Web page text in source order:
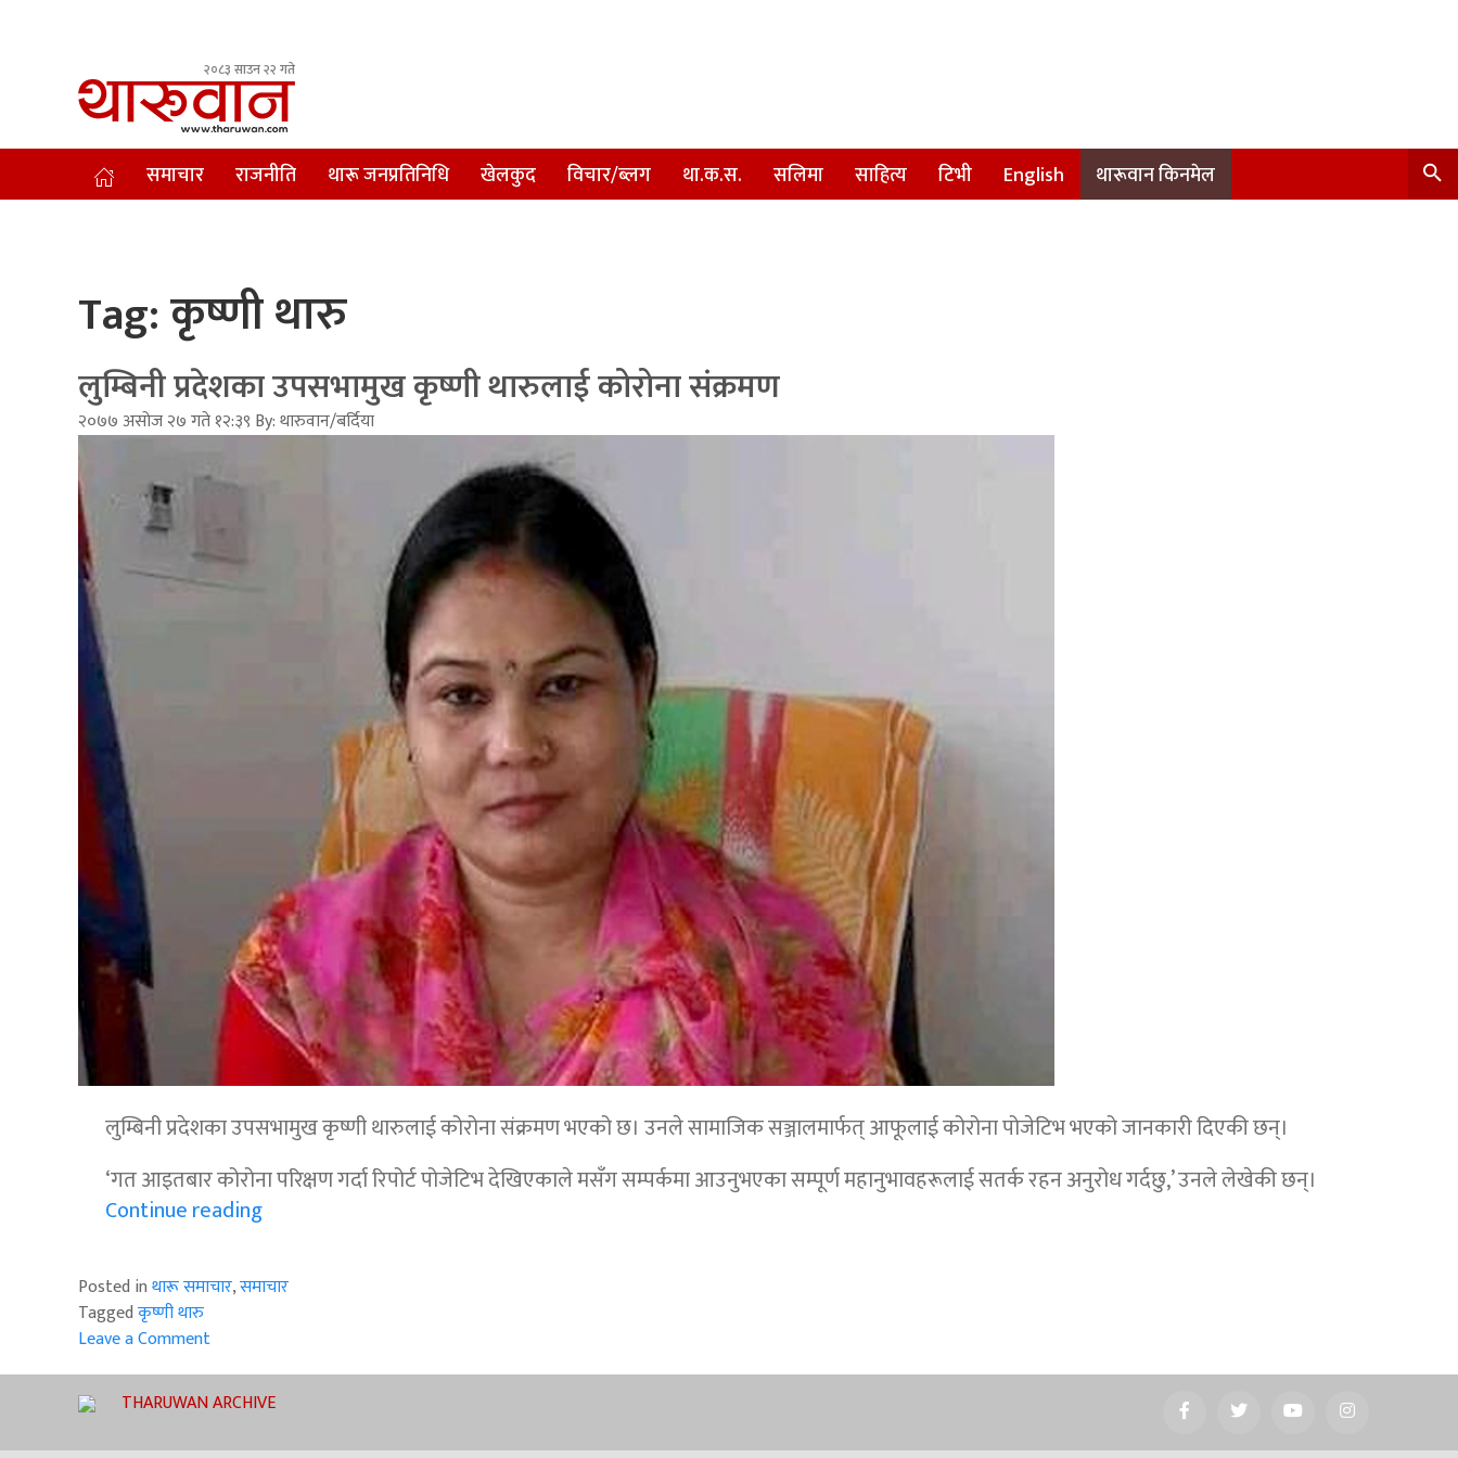
२०८३ साउन २२ गते
Leading Newsportal from Tharu Community Nepal.
समाचार राजनीति थारू जनप्रतिनिधि खेलकुद विचार/ब्लग था.क.स. सलिमा साहित्य टिभी English थारूवान किनमेल
Tag:कृष्णी थारु
लुम्बिनी प्रदेशका उपसभामुख कृष्णी थारुलाई कोरोना संक्रमण
२०७७ असोज २७ गते १२:३९ By: थारुवान/बर्दिया
लुम्बिनी प्रदेशका उपसभामुख कृष्णी थारुलाई कोरोना संक्रमण भएको छ। उनले सामाजिक सञ्जालमार्फत् आफूलाई कोरोना पोजेटिभ भएको जानकारी दिएकी छन्।
‘गत आइतबार कोरोना परिक्षण गर्दा रिपोर्ट पोजेटिभ देखिएकाले मसँग सम्पर्कमा आउनुभएका सम्पूर्ण महानुभावहरूलाई सतर्क रहन अनुरोध गर्दछु,’ उनले लेखेकी छन्।
Continue reading“लुम्बिनी
कृष्णी
संक्रमण”
Posted inथारू समाचार,समाचार
Taggedकृष्णी थारु
Leave a Comment
लुम्बिनी
प्रदेशकाTHARUWAN ARCHIVE